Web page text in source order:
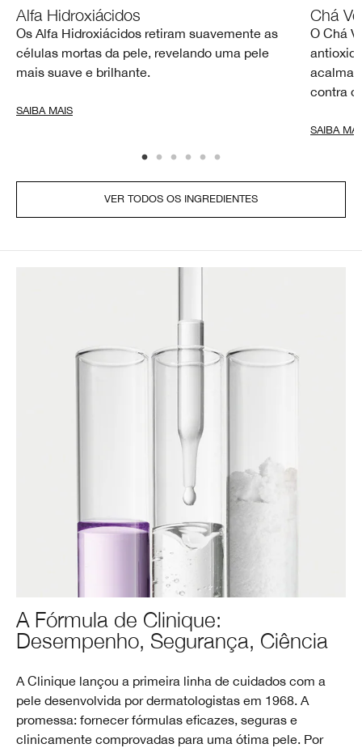
Alfa Hidroxiácidos
Os Alfa Hidroxiácidos retiram suavemente as
células mortas da pele, revelando uma pele
mais suave e brilhante.
SAIBA MAIS
Chá
O Chá
acalmar
contra
SAIBA
VER TODOS OS INGREDIENTES
A Fórmula de Clinique:
Desempenho, Segurança, Ciência
A Clinique lançou a primeira linha de cuidados com a
pele desenvolvida por dermatologistas em 1968. A
promessa: fornecer fórmulas eficazes, seguras e
clinicamente comprovadas para uma ótima pele. Por